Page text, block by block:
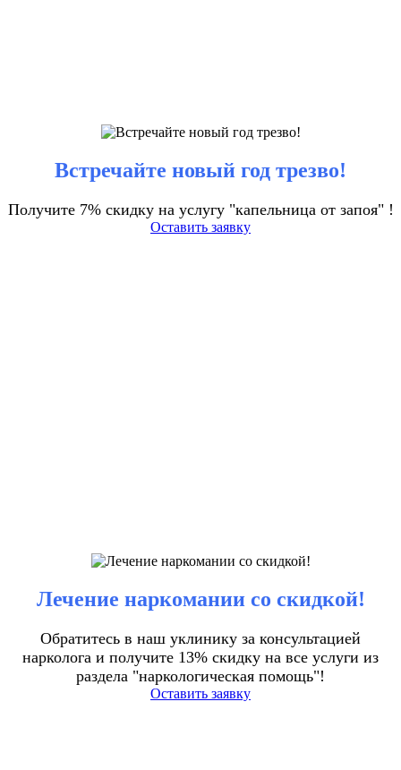
Встречайте новый год трезво!
Получите 7% скидку на услугу "капельница от запоя" !
Оставить заявку
Лечение наркомании со скидкой!
Обратитесь в наш уклинику за консультацией
нарколога и получите 13% скидку на все услуги из
раздела "наркологическая помощь"!
Оставить заявку